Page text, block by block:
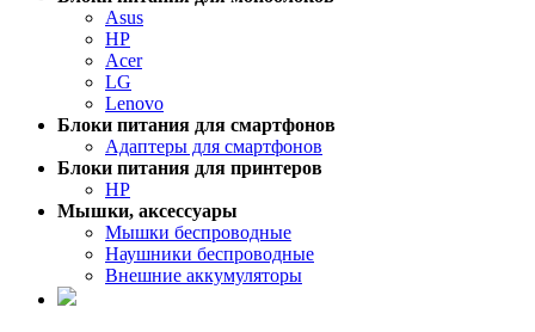
Asus
HP
Acer
LG
Lenovo
Блоки питания для смартфонов
Адаптеры для смартфонов
Блоки питания для принтеров
HP
Мышки, аксессуары
Мышки беспроводные
Наушники беспроводные
Внешние аккумуляторы